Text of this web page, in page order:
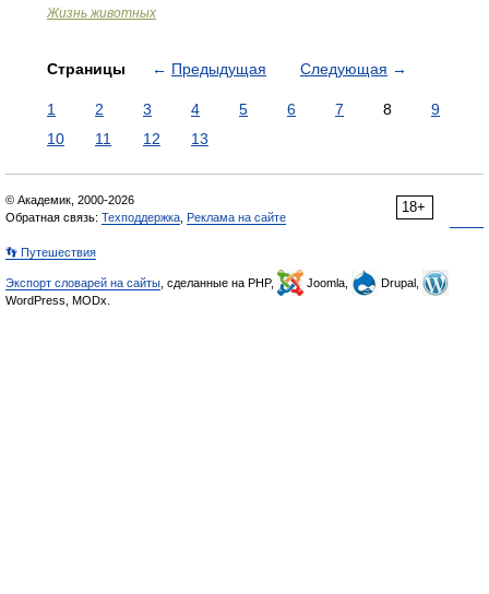
Жизнь животных
Страницы ← Предыдущая Следующая →
1 2 3 4 5 6 7 8
9
10
11 12 13
18+
© Академик, 2000-2026
Обратная связь: Техподдержка Реклама на сайте
👣 Путешествия
Экспорт словарей на сайты , сделанные на PHP, Joomla,
Drupal,
WordPress, MODx.